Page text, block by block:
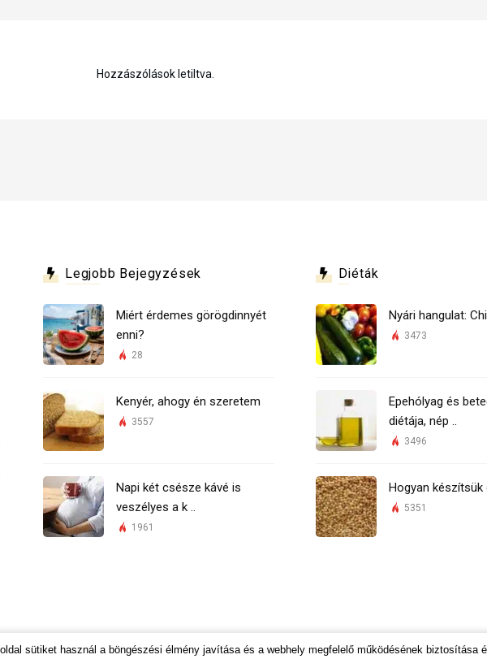
Hozzászólások letiltva.
Legjobb Bejegyzések
Miért érdemes görögdinnyét
enni?
28
Kenyér, ahogy én szeretem
3557
Napi két csésze kávé is
veszélyes a k ..
1961
Diéták
Nyári hangulat:
3473
Epehólyag és
diétája, nép ..
3496
Hogyan készítsük
5351
sütiket használ a böngészési élmény javítása és a webhely megfelelő működésének biztosítása